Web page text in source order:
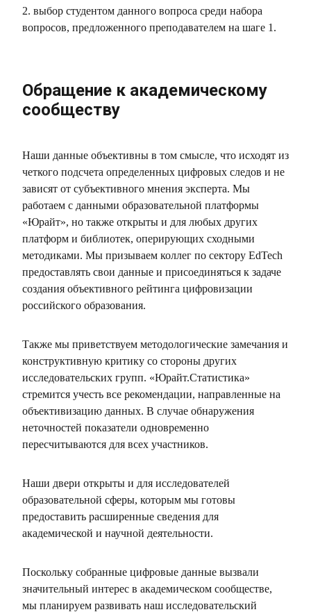
2. выбор студентом данного вопроса среди набора
вопросов, предложенного преподавателем на шаге 1.
Обращение к академическому
сообществу
Наши данные объективны в том смысле, что исходят из
четкого подсчета определенных цифровых следов и не
зависят от субъективного мнения эксперта. Мы
работаем с данными образовательной платформы
«Юрайт», но также открыты и для любых других
платформ и библиотек, оперирующих сходными
методиками. Мы призываем коллег по сектору EdTech
предоставлять свои данные и присоединяться к задаче
создания объективного рейтинга цифровизации
российского образования.
Также мы приветствуем методологические замечания и
конструктивную критику со стороны других
исследовательских групп. «Юрайт.Статистика»
стремится учесть все рекомендации, направленные на
объективизацию данных. В случае обнаружения
неточностей показатели одновременно
пересчитываются для всех участников.
Наши двери открыты и для исследователей
образовательной сферы, которым мы готовы
предоставить расширенные сведения для
академической и научной деятельности.
Поскольку собранные цифровые данные вызвали
значительный интерес в академическом сообществе,
мы планируем развивать наш исследовательский